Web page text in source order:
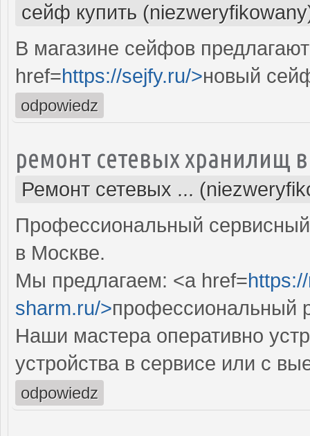
сейф купить
В магазине сейфов
href=https://sejfy.ru/>новый
odpowiedz
ремонт сетевых хранилищ
Ремонт сетевых ...
Профессиональный
в Москве.
Мы предлагаем: <a href=
sharm.ru/>профессиональный
Наши мастера оперативно
устройства в сервисе или с
odpowiedz